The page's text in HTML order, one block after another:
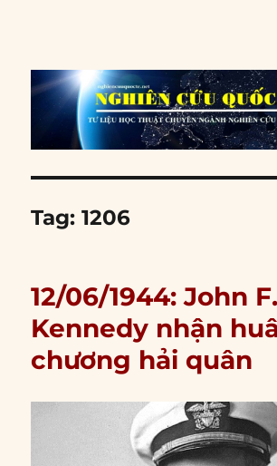
Tag:1206
12/06/1944: John F.
Kennedy nhận
chương hải quân